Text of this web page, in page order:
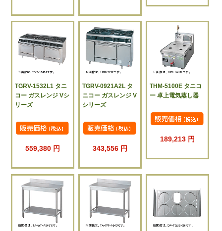
TGRV-1532L1 タニ
コー ガスレンジ Vシ
リーズ
559,380 円
TGRV-0921A2L タ
ニコー ガスレンジ V
シリーズ
343,556 円
THM-5100E タニコ
ー 卓上電気蒸し器
189,213 円